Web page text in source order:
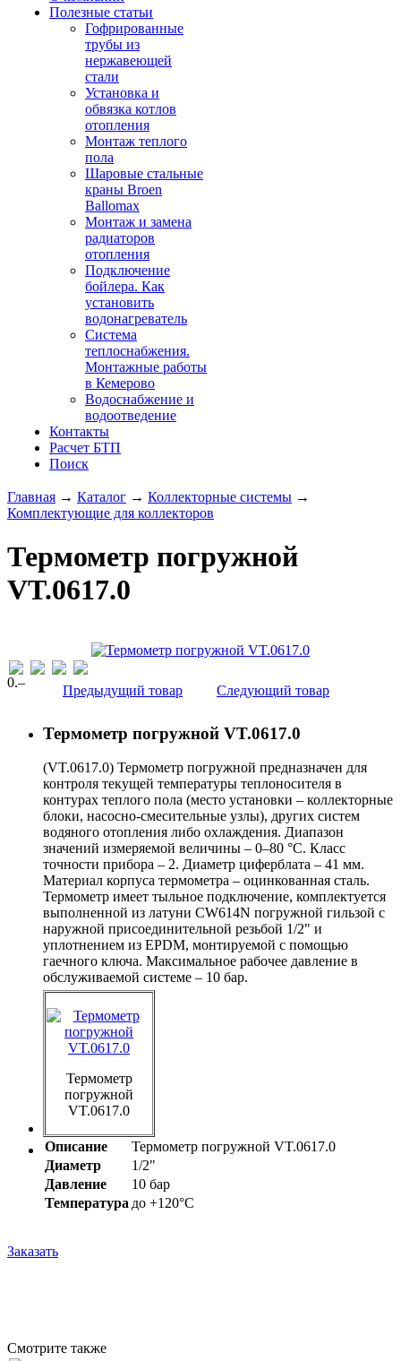
Полезные статьи
Гофрированные
трубы из
нержавеющей
стали
Установка и
обвязка котлов
отопления
Монтаж теплого
пола
Шаровые стальные
краны Broen
Ballomax
Монтаж и замена
радиаторов
отопления
Подключение
бойлера. Как
установить
водонагреватель
Система
теплоснабжения.
Монтажные работы
в Кемерово
Водоснабжение и
водоотведение
Контакты
Расчет БТП
Поиск
Главная → Каталог → Коллекторные системы →
Комплектующие для коллекторов
Термометр погружной
VT.0617.0
Предыдущий товар Следующий товар
0.–
Термометр погружной VT.0617.0
(VT.0617.0) Термометр погружной предназначен для
контроля текущей температуры теплоносителя в
контурах теплого пола (место установки – коллекторные
блоки, насосно-смесительные узлы), других систем
водяного отопления либо охлаждения. Диапазон
значений измеряемой величины – 0–80 °C. Класс
точности прибора – 2. Диаметр циферблата – 41 мм.
Материал корпуса термометра – оцинкованная сталь.
Термометр имеет тыльное подключение, комплектуется
выполненной из латуни CW614N погружной гильзой с
наружной присоединительной резьбой 1/2" и
уплотнением из EPDM, монтируемой с помощью
гаечного ключа. Максимальное рабочее давление в
обслуживаемой системе – 10 бар.
Термометр
погружной
VT.0617.0
Описание
Термометр погружной VT.0617.0
Диаметр
1/2"
Давление
10 бар
Температура до +120°С
Заказать
Смотрите также